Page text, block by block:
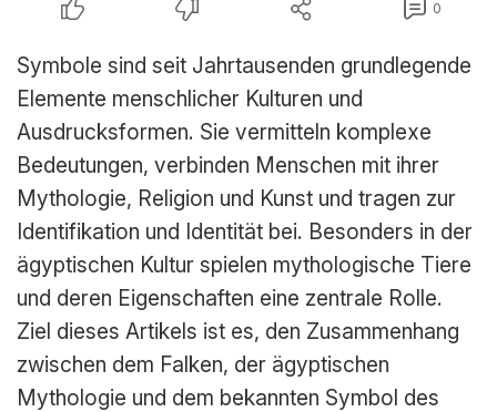
0
Symbole sind seit Jahrtausenden grundlegende
Elemente menschlicher Kulturen und
Ausdrucksformen. Sie vermitteln komplexe
Bedeutungen, verbinden Menschen mit ihrer
Mythologie, Religion und Kunst und tragen zur
Identifikation und Identität bei. Besonders in der
ägyptischen Kultur spielen mythologische Tiere
und deren Eigenschaften eine zentrale Rolle.
Ziel dieses Artikels ist es, den Zusammenhang
zwischen dem Falken, der ägyptischen
Mythologie und dem bekannten Symbol des